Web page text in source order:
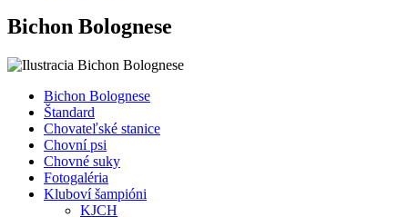
Bichon Bolognese
Bichon Bolognese
Štandard
Chovateľské stanice
Chovní psi
Chovné suky
Fotogaléria
Kluboví šampióni
KJCH